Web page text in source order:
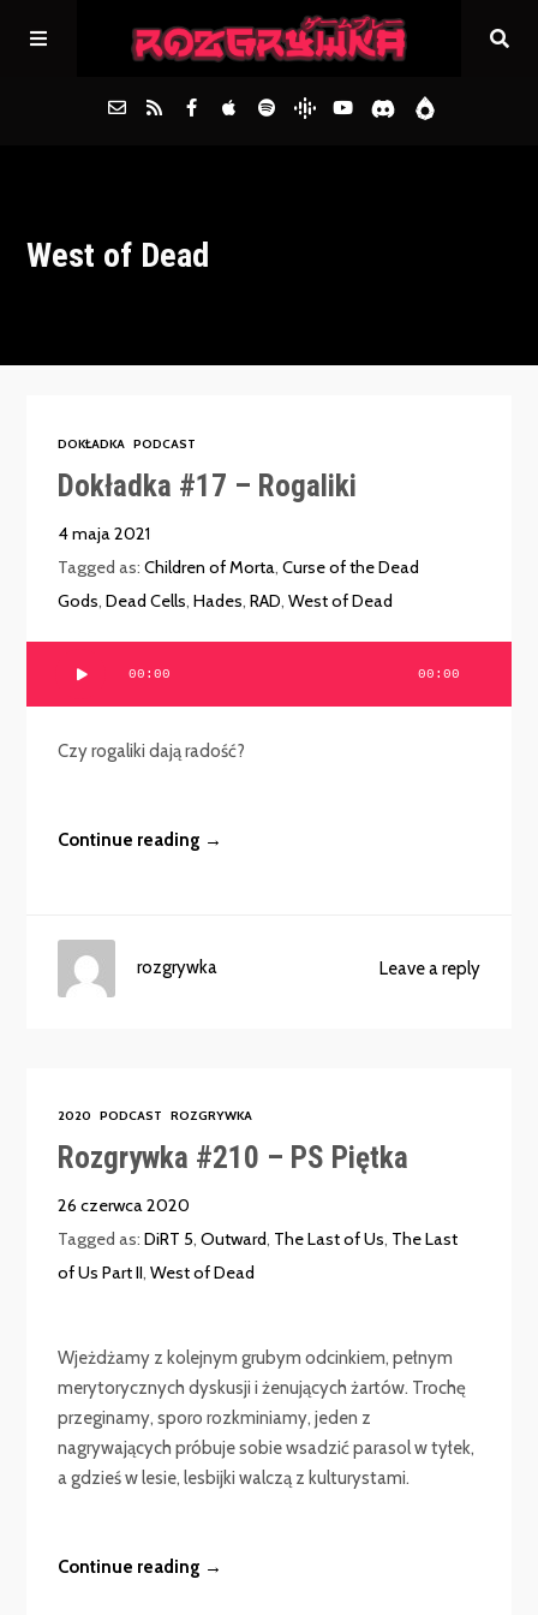
Archiwum
West of Dead
DOKŁADKA PODCAST
Dokładka #17 – Rogaliki
4 maja 2021
Tagged as:Children of Morta,Curse of the Dead
Gods,Dead Cells,Hades,RAD,West of Dead
00:00 00:00
Czy rogaliki dają radość?
Continue reading →
Leave a reply
rozgrywka
2020 PODCAST ROZGRYWKA
Rozgrywka #210 – PS Piętka
26 czerwca 2020
Tagged as:DiRT 5,Outward, The Last of Us, The Last
of Us Part II,West of Dead
Wjeżdżamy z kolejnym grubym odcinkiem, pełnym
merytorycznych dyskusji i żenujących żartów. Trochę
przeginamy, sporo rozkminiamy, jeden z
nagrywających próbuje sobie wsadzić parasol w tyłek,
a gdzieś w lesie, lesbijki walczą z kulturystami.
Continue reading →